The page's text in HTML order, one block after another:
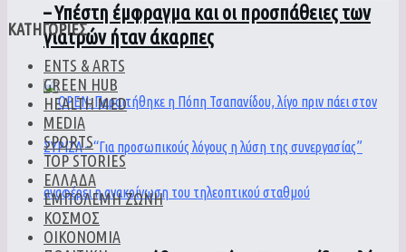
– Υπέστη έμφραγμα και οι προσπάθειες των
γιατρών ήταν άκαρπες
ΚΑΤΗΓΟΡΙΕΣ
ENTS & ARTS
GREEN HUB
HEALTH MED
MEDIA
SPORTS
TOP STORIES
ΕΛΛΑΔΑ
ΕΜΠΟΛΕΜΗ ΖΩΝΗ
ΚΟΣΜΟΣ
ΟΙΚΟΝΟΜΙΑ